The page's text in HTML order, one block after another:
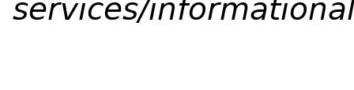
services/